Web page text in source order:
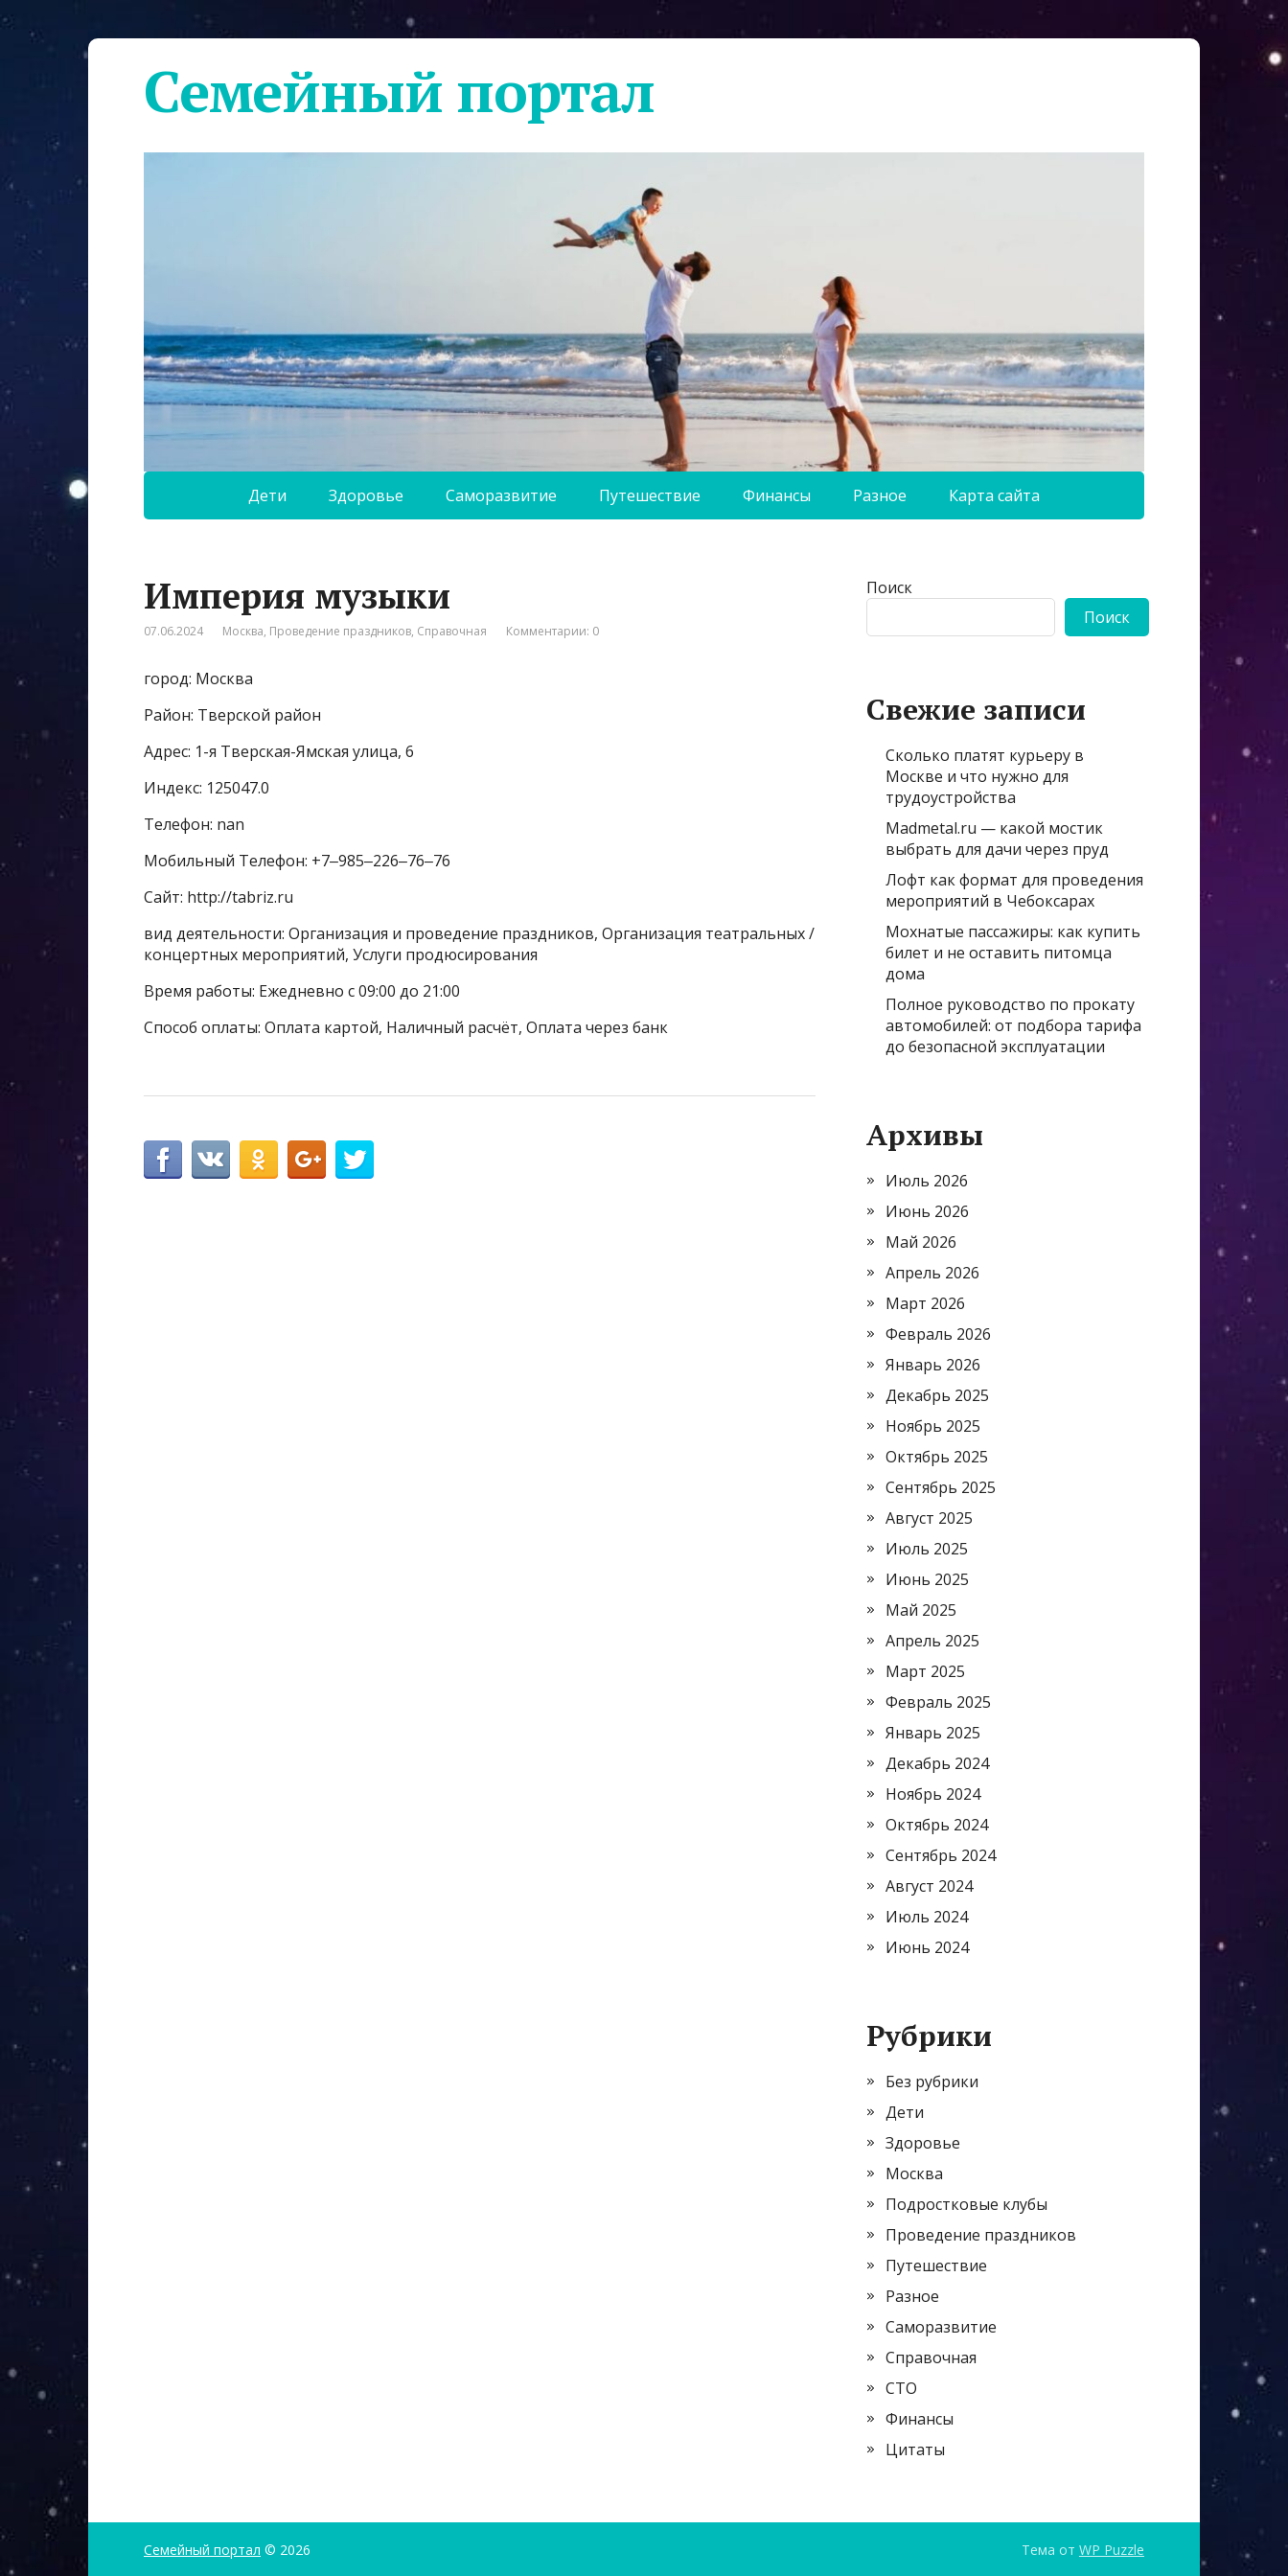
Семейный портал
Дети Здоровье Саморазвитие Путешествие Финансы Разное Карта сайта
Империя музыки
07.06.2024 Москва, Проведение праздников, Справочная Комментарии: 0
город: Москва
Район: Тверской район
Адрес: 1-я Тверская-Ямская улица, 6
Индекс: 125047.0
Телефон: nan
Мобильный Телефон: +7‒985‒226‒76‒76
Сайт: http://tabriz.ru
вид деятельности: Организация и проведение праздников, Организация театральных /
концертных мероприятий, Услуги продюсирования
Время работы: Ежедневно с 09:00 до 21:00
Способ оплаты: Оплата картой, Наличный расчёт, Оплата через банк
Поиск
Поиск
Свежие записи
Сколько платят курьеру в
Москве и что нужно для
трудоустройства
Madmetal.ru — какой мостик
выбрать для дачи через пруд
Лофт как формат для проведения
мероприятий в Чебоксарах
Мохнатые пассажиры: как купить
билет и не оставить питомца
дома
Полное руководство по прокату
автомобилей: от подбора тарифа
до безопасной эксплуатации
Архивы
Июль 2026
Июнь 2026
Май 2026
Апрель 2026
Март 2026
Февраль 2026
Январь 2026
Декабрь 2025
Ноябрь 2025
Октябрь 2025
Сентябрь 2025
Август 2025
Июль 2025
Июнь 2025
Май 2025
Апрель 2025
Март 2025
Февраль 2025
Январь 2025
Декабрь 2024
Ноябрь 2024
Октябрь 2024
Сентябрь 2024
Август 2024
Июль 2024
Июнь 2024
Рубрики
Без рубрики
Дети
Здоровье
Москва
Подростковые клубы
Проведение праздников
Путешествие
Разное
Саморазвитие
Справочная
СТО
Финансы
Цитаты
Семейный портал © 2026 Тема от WP Puzzle